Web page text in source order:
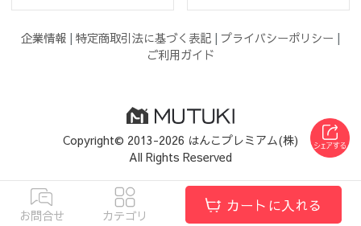
企業情報 | 特定商取引法に基づく表記 | プライバシーポリシー |
ご利用ガイド
Copyright© 2013-2026 はんこプレミアム(株)
All Rights Reserved
お問合せ カテゴリ
カートに入れる